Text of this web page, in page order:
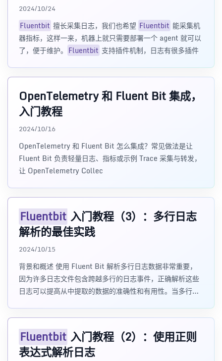
2024/10/24
Fluentbit 擅长采集日志，我们也希望 Fluentbit 能采集机
器指标，这样一来，机器上就只需要部署一个 agent 就可以
了，便于维护。 Fluentbit 支持插件机制，日志有很多插件
OpenTelemetry 和 Fluent Bit 集成，
入门教程
2024/10/16
OpenTelemetry 和 Fluent Bit 怎么集成？常见做法是让
Fluent Bit 负责轻量日志、指标或示例 Trace 采集与转发，
让 OpenTelemetry Collec
Fluentbit 入门教程（3）：多行日志
解析的最佳实践
2024/10/15
背景和概述 使用 Fluent Bit 解析多行日志数据非常重要，
因为许多日志文件包含跨越多行的日志事件，正确解析这些
日志可以提高从中提取的数据的准确性和有用性。当多行日
Fluentbit 入门教程（2）：使用正则
表达式解析日志